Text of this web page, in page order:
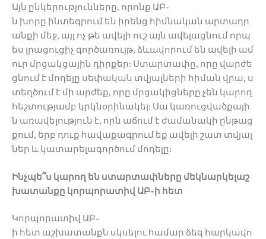
Այն ընկերությունները, որոնք ԱԲ-
ն խորը ինտեգրում են իրենց հիմնական արտադր
անքի մեջ, այլ ոչ թե ավելի ուշ այն ավելացնում որպ
ես լրացուցիչ գործառույթ, ձևավորում են ավելի ամ
ուր մրցակցային դիրքեր: Ստարտափը, որը վարժե
ցնում է մոդելը սեփական տվյալների հիման վրա, ս
տեղծում է մի արժեք, որը մրցակիցները չեն կարող
հեշտությամբ կրկնօրինակել: Սա կառուցվածքայի
ն առավելություն է, որն աճում է ժամանակի ընթաց
քում, երբ դուք հավաքագրում եք ավելի շատ տվյալ
ներ և կատարելագործում մոդելը:
Ինչպե՞ս կարող են ստարտափները մեկնարկելաշ
խատանքը կորպորատիվ ԱԲ-ի հետ
Կորպորատիվ ԱԲ-
ի հետ աշխատանքն սկսելու համար ձեզ հարկավո